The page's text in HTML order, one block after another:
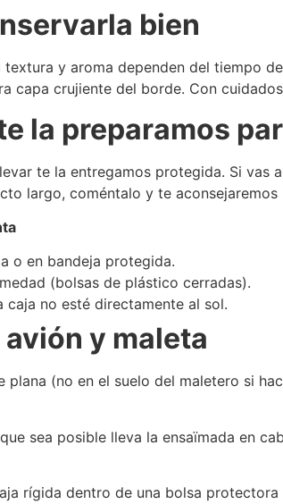
bien
textura y aroma dependen del tiempo
capa crujiente del borde. Con
la preparamos
te la entregamos protegida. Si
largo, coméntalo y te
o en bandeja protegida.
(bolsas de plástico cerradas).
caja no esté directamente al sol.
y maleta
plana (no en el suelo del maletero si
sea posible lleva la ensaïmada en
rígida dentro de una bolsa